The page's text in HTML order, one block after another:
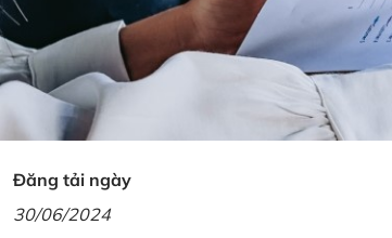
Đăng tải ngày
30/06/2024